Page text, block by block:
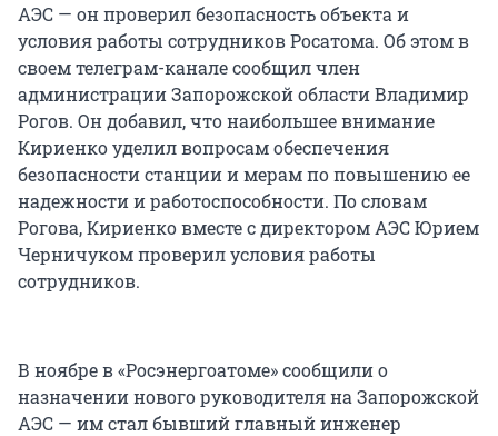
АЭС — он проверил безопасность объекта и
условия работы сотрудников Росатома. Об этом в
своем телеграм-канале сообщил член
администрации Запорожской области Владимир
Рогов. Он добавил, что наибольшее внимание
Кириенко уделил вопросам обеспечения
безопасности станции и мерам по повышению ее
надежности и работоспособности. По словам
Рогова, Кириенко вместе с директором АЭС Юрием
Черничуком проверил условия работы
сотрудников.
В ноябре в «Росэнергоатоме» сообщили о
назначении нового руководителя на Запорожской
АЭС — им стал бывший главный инженер